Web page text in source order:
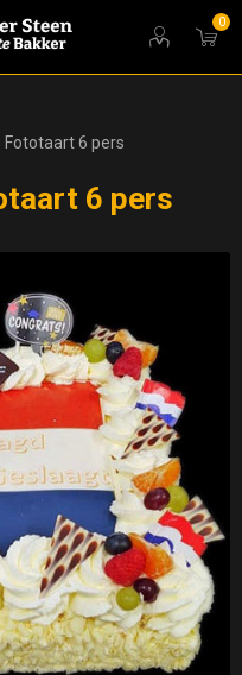
0
Fototaart 6 pers
6 pers